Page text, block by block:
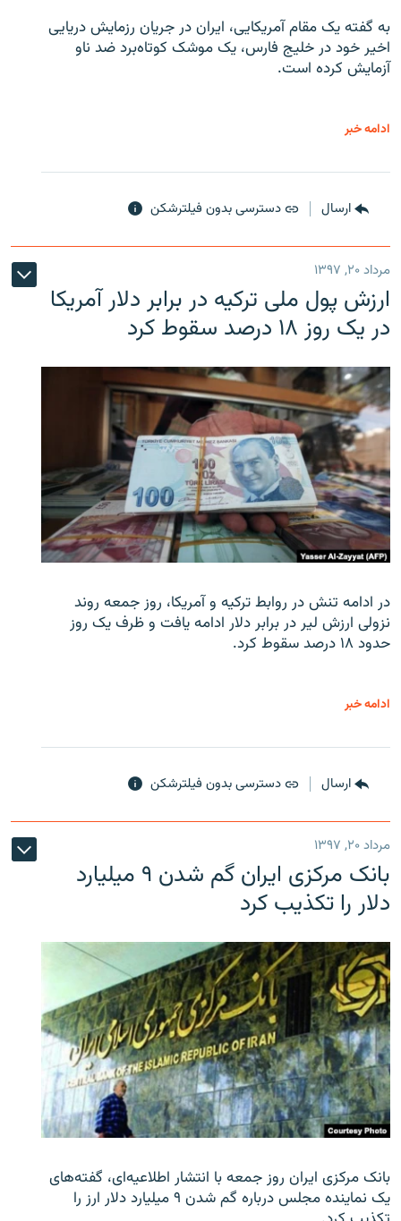
به گفته یک مقام آمریکایی، ایران در جریان رزمایش دریایی
اخیر خود در خلیج فارس، یک موشک کوتاه‌برد ضد ناو
آزمایش کرده است.
ادامه خبر
ارسال دسترسی بدون فیلترشکن
مرداد ۲۰, ۱۳۹۷
ارزش پول ملی ترکیه در برابر دلار آمریکا
در یک روز ۱۸ درصد سقوط کرد
در ادامه تنش در روابط ترکیه و آمریکا، روز جمعه روند
نزولی ارزش لیر در برابر دلار ادامه یافت و ظرف یک روز
حدود ۱۸ درصد سقوط کرد.
ادامه خبر
ارسال دسترسی بدون فیلترشکن
مرداد ۲۰, ۱۳۹۷
بانک مرکزی ایران گم شدن ۹ میلیارد
دلار را تکذیب کرد
بانک مرکزی ایران روز جمعه با انتشار اطلاعیه‌ای، گفته‌های
یک نماینده مجلس درباره گم شدن ۹ میلیارد دلار ارز را